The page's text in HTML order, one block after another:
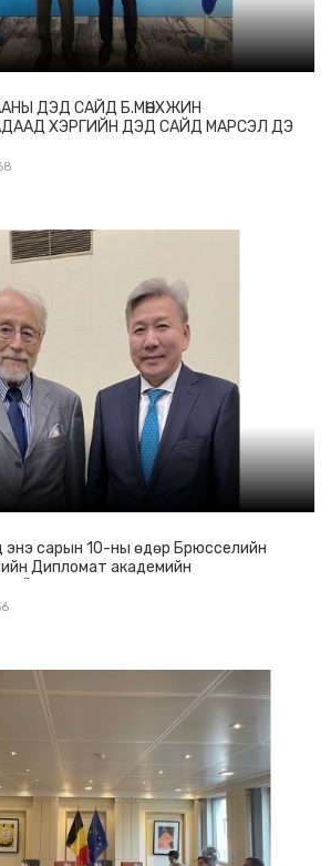
ДЭД САЙД Б.МӨНХЖИН
ХЭРГИЙН ДЭД САЙД МАРСЭЛ ДЭ
энэ сарын 10-ны өдөр Брюсселийн
Дипломат академийн